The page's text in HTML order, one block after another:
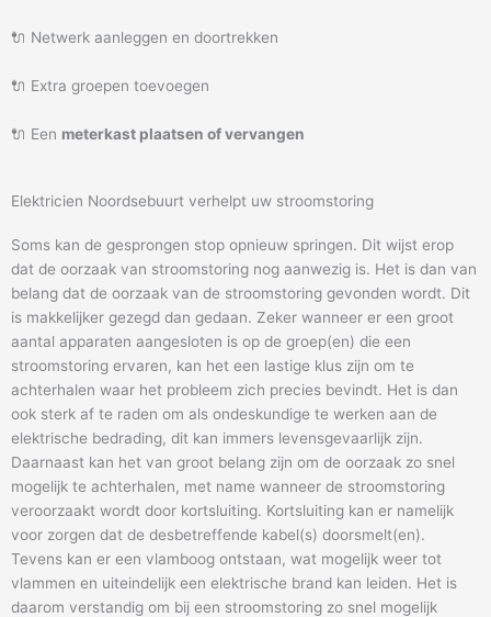
🔌 Netwerk aanleggen en doortrekken
🔌 Extra groepen toevoegen
🔌 Een meterkast plaatsen of vervangen
Elektricien Noordsebuurt verhelpt uw stroomstoring
Soms kan de gesprongen stop opnieuw springen. Dit wijst erop
dat de oorzaak van stroomstoring nog aanwezig is. Het is dan van
belang dat de oorzaak van de stroomstoring gevonden wordt. Dit
is makkelijker gezegd dan gedaan. Zeker wanneer er een groot
aantal apparaten aangesloten is op de groep(en) die een
stroomstoring ervaren, kan het een lastige klus zijn om te
achterhalen waar het probleem zich precies bevindt. Het is dan
ook sterk af te raden om als ondeskundige te werken aan de
elektrische bedrading, dit kan immers levensgevaarlijk zijn.
Daarnaast kan het van groot belang zijn om de oorzaak zo snel
mogelijk te achterhalen, met name wanneer de stroomstoring
veroorzaakt wordt door kortsluiting. Kortsluiting kan er namelijk
voor zorgen dat de desbetreffende kabel(s) doorsmelt(en).
Tevens kan er een vlamboog ontstaan, wat mogelijk weer tot
vlammen en uiteindelijk een elektrische brand kan leiden. Het is
daarom verstandig om bij een stroomstoring zo snel mogelijk